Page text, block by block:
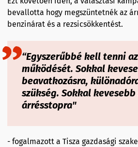
bevallotta hogy megszüntetnék az
benzinárat és a rezsicsökkentést.
“Egyszerűbbé kell tenni
működését. Sokkal
beavatkozásra,
szükség. Sokkal
árrésstopra"
- fogalmazott a Tisza gazdasági